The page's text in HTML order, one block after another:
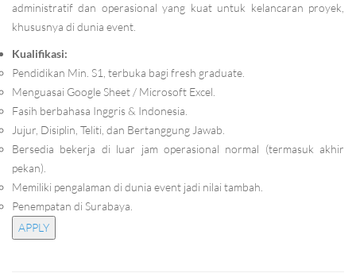
administratif dan operasional yang kuat untuk kelancaran proyek,
khususnya di dunia event.
Kualifikasi:
Pendidikan Min. S1, terbuka bagi fresh graduate.
Menguasai Google Sheet / Microsoft Excel.
Fasih berbahasa Inggris & Indonesia.
Jujur, Disiplin, Teliti, dan Bertanggung Jawab.
Bersedia bekerja di luar jam operasional normal (termasuk akhir
pekan).
Memiliki pengalaman di dunia event jadi nilai tambah.
Penempatan di Surabaya.
APPLY